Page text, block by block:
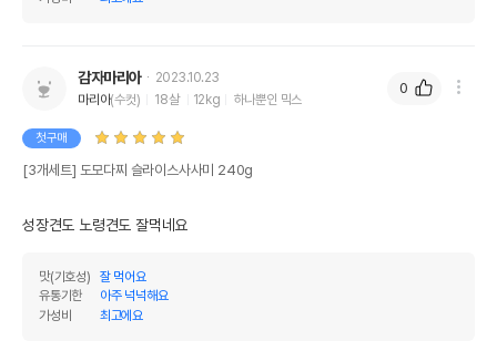
감자마리아
2023.10.23
마리아(수컷) 18살 12kg 하나뿐인 믹스
첫구매
[3개세트] 도모다찌 슬라이스사사미 240g
성장견도 노령견도 잘먹네요
맛(기호성)
잘 먹어요
유통기한
아주 넉넉해요
가성비
최고에요
0